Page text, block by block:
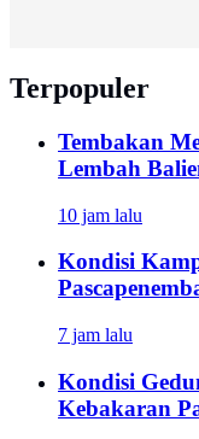
Terpopuler
Tembakan
Lembah
10 jam lalu
Kondisi
7 jam lalu
Kondisi
Kebakaran